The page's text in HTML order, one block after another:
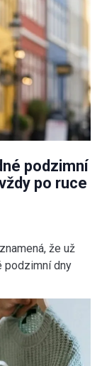
podzimní
po ruce
že už
podzimní dny